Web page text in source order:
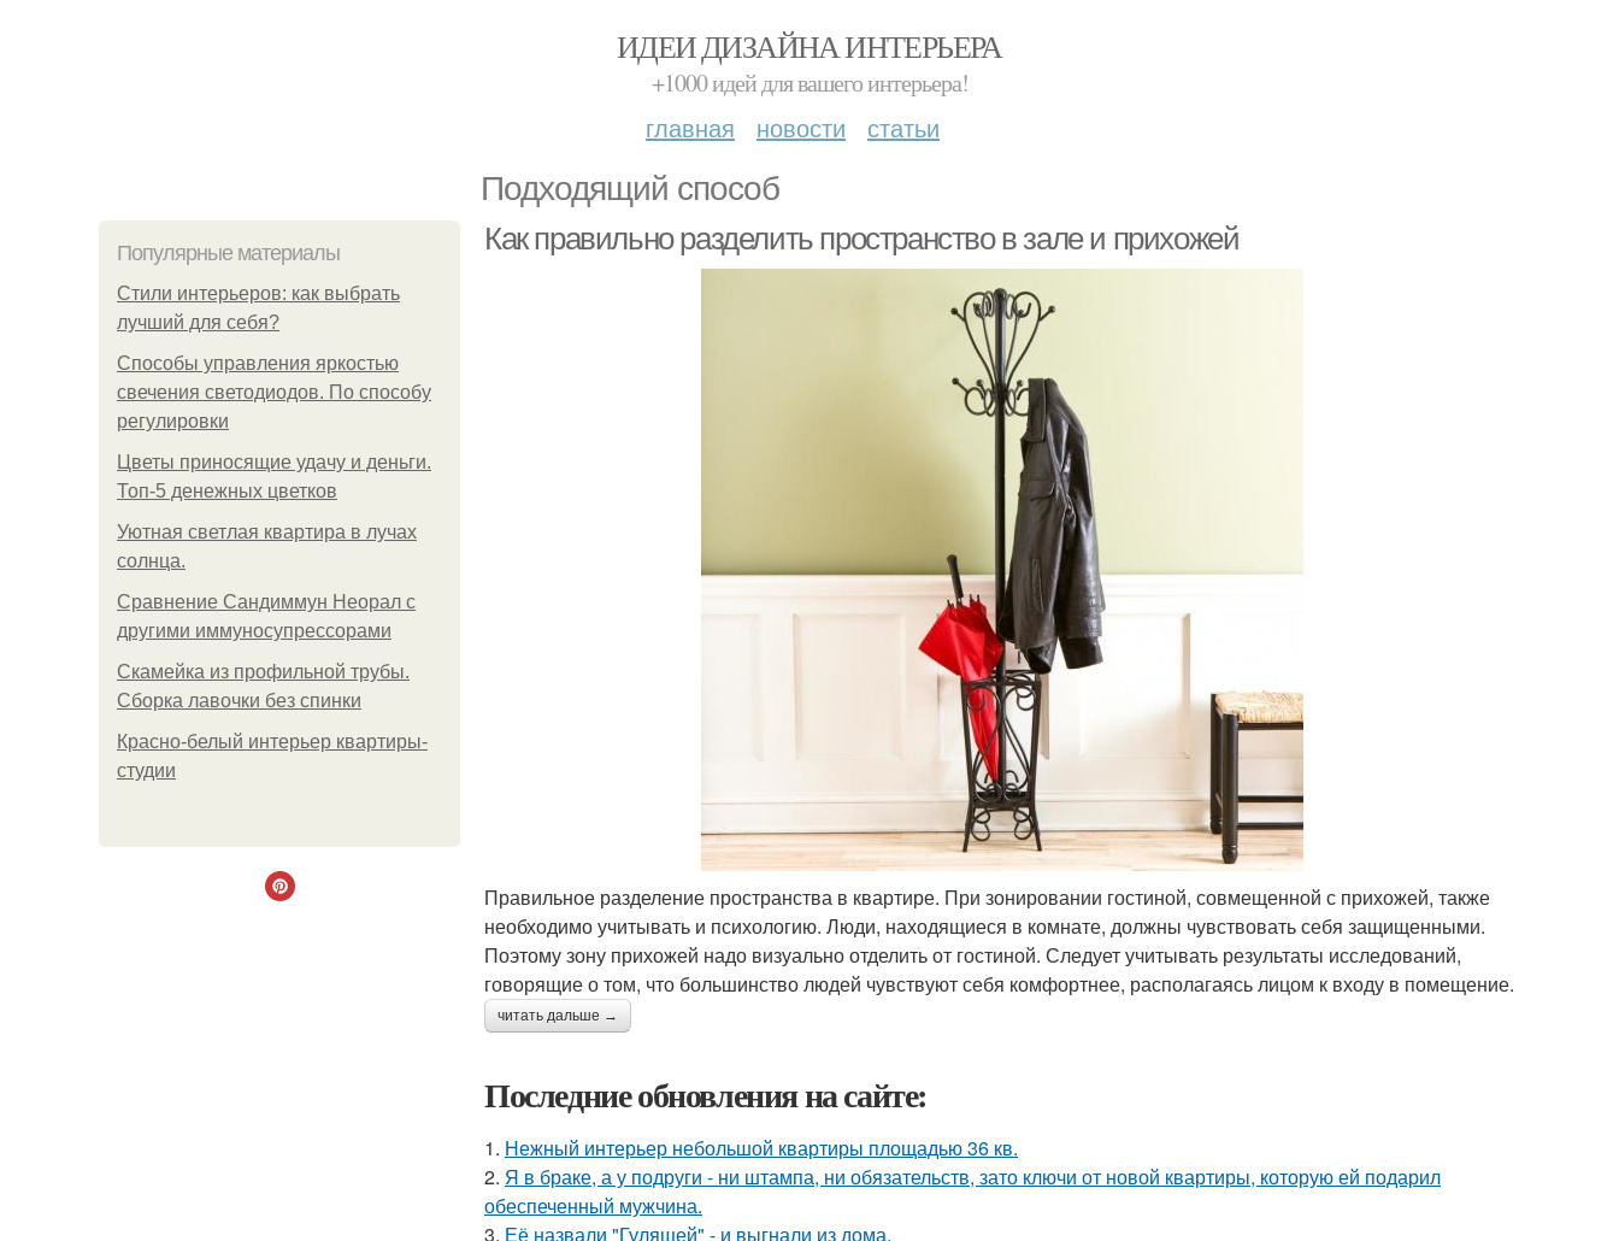
ИДЕИ ДИЗАЙНА ИНТЕРЬЕРА
+1000 идей для вашего интерьера!
главная новости статьи
Подходящий способ
Популярные материалы
Стили интерьеров: как выбрать
лучший для себя?
Способы управления яркостью
свечения светодиодов. По способу
регулировки
Цветы приносящие удачу и деньги.
Топ-5 денежных цветков
Уютная светлая квартира в лучах
солнца.
Сравнение Сандиммун Неорал с
другими иммуносупрессорами
Скамейка из профильной трубы.
Сборка лавочки без спинки
Красно-белый интерьер квартиры-
студии
Как правильно разделить пространство в зале и прихожей
Правильное разделение пространства в квартире. При зонировании гостиной, совмещенной с прихожей, также
необходимо учитывать и психологию. Люди, находящиеся в комнате, должны чувствовать себя защищенными.
Поэтому зону прихожей надо визуально отделить от гостиной. Следует учитывать результаты исследований,
говорящие о том, что большинство людей чувствуют себя комфортнее, располагаясь лицом к входу в помещение.
читать дальше →
Последние обновления на сайте:
1. Нежный интерьер небольшой квартиры площадью 36 кв.
2. Я в браке, а у подруги - ни штампа, ни обязательств, зато ключи от новой квартиры, которую ей подарил
обеспеченный мужчина.
3. Её назвали "Гулящей" - и выгнали из дома.